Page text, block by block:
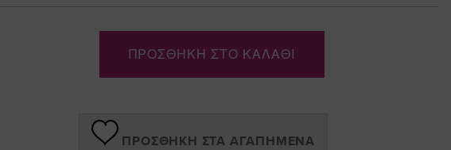
ΠΡΟΣΘΗΚΗ ΣΤΟ ΚΑΛΑΘΙ
ΠΡΟΣΘΉΚΗ ΣΤΑ ΑΓΑΠΗΜΈΝΑ